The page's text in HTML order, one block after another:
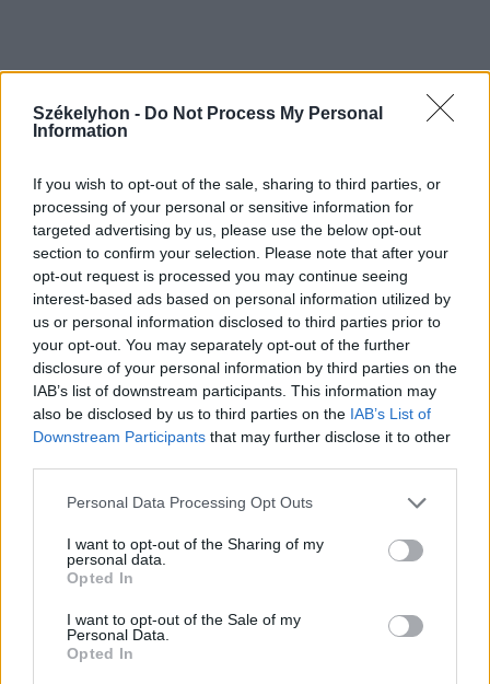
Székelyhon - Do Not Process My Personal
Information
If you wish to opt-out of the sale, sharing to third parties, or
processing of your personal or sensitive information for
targeted advertising by us, please use the below opt-out
section to confirm your selection. Please note that after your
opt-out request is processed you may continue seeing
interest-based ads based on personal information utilized by
us or personal information disclosed to third parties prior to
your opt-out. You may separately opt-out of the further
disclosure of your personal information by third parties on the
IAB’s list of downstream participants. This information may
also be disclosed by us to third parties on the IAB’s List of
Downstream Participants that may further disclose it to other
Personal Data Processing Opt Outs
I want to opt-out of the Sharing of my
personal data.
Opted In
I want to opt-out of the Sale of my
Personal Data.
Opted In
Hasznos
Impresszum
Szerzői jogok
Adatvédelmi tájékoztató
Cookie-kezelési tájékoztató
Hozzászólási szabályzat
Nyomtatott lapjaink archívuma
Székely Hírmondó archívuma
Sütibeállítások